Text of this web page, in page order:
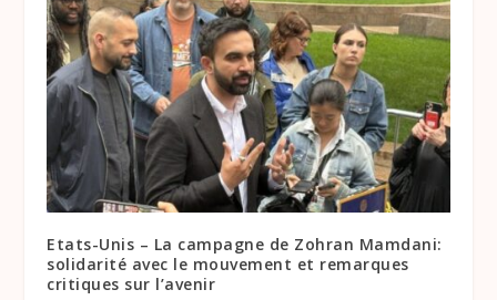
Etats-Unis – La campagne de Zohran Mamdani:
solidarité avec le mouvement et remarques
critiques sur l’avenir